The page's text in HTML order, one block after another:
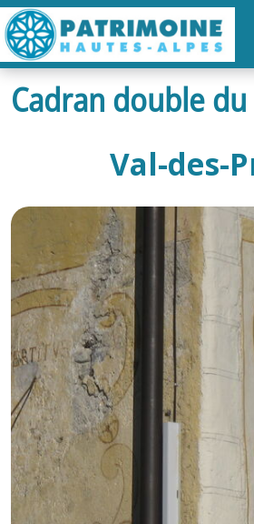
ACCUEIL
NOS PARCOURS
PATRIMOINE
RANDONNÉES
ORGANISER SON SÉJOUR
RECHERCHER
FR
GB
IT
Cadran double
Val-des-